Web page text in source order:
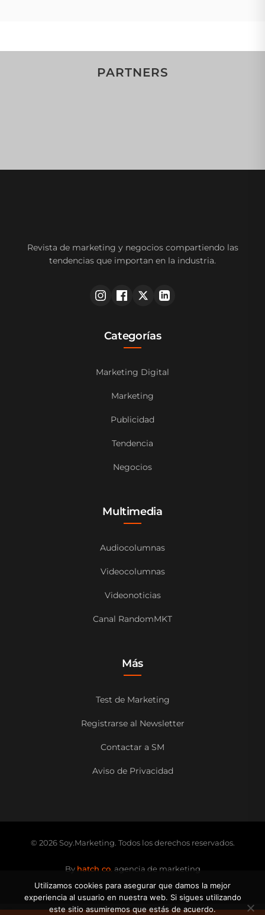
PARTNERS
Revista de marketing y negocios compartiendo las
tendencias que importan en la industria.
Categorías
Marketing Digital
Marketing
Publicidad
Tendencia
Negocios
Multimedia
Audiocolumnas
Videocolumnas
Videonoticias
Canal RandomMKT
Más
Test de Marketing
Registrarse al Newsletter
Contactar a SM
Aviso de Privacidad
© 2026 Soy.Marketing. Todos los derechos reservados.
By hatch co. agencia de marketing
Utilizamos cookies para asegurar que damos la mejor
experiencia al usuario en nuestra web. Si sigues utilizando
este sitio asumiremos que estás de acuerdo.